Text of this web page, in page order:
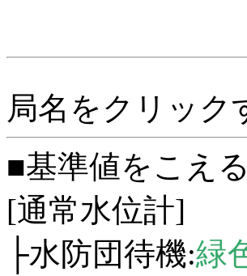
局名をクリック
■基準値をこえ
[通常水位計]
├水防団待機:緑